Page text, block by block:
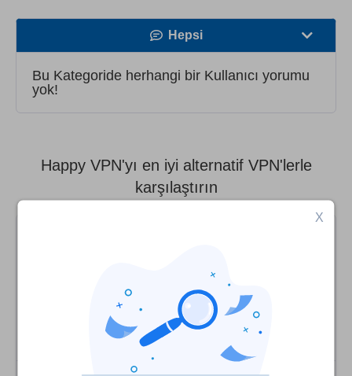
Hepsi
Hız
Müşteri hizmetleri
Bu Kategoride herhangi bir Kullanıcı yorumu
yok!
Happy VPN'yı en iyi alternatif VPN'lerle
karşılaştırın
Skorumuz 9.9
Siteye Git
X